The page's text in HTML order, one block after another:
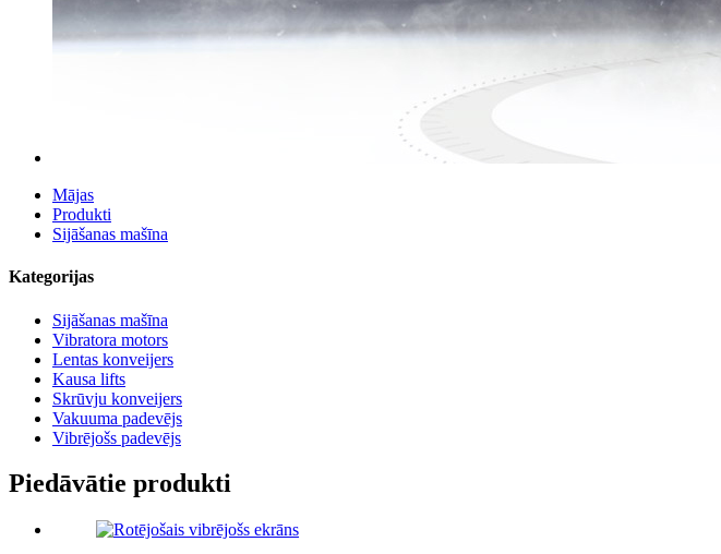
Mājas
Produkti
Sijāšanas mašīna
Kategorijas
Sijāšanas mašīna
Vibratora motors
Lentas konveijers
Kausa lifts
Skrūvju konveijers
Vakuuma padevējs
Vibrējošs padevējs
Piedāvātie produkti